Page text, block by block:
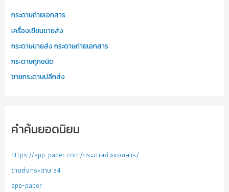
กระดาษถ่ายเอกสาร
เครื่องเขียนขายส่ง
กระดาษขายส่ง กระดาษถ่ายเอกสาร
กระดาษทุกชนิด
ขายกระดาษปลีกส่ง
คำค้นยอดนิยม
https://spp-paper com/กระดาษถ่ายเอกสาร/
ขายส่งกระดาษ a4
spp-paper